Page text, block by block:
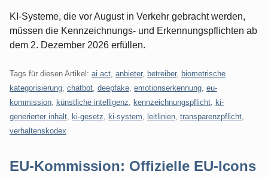
KI-Systeme, die vor August in Verkehr gebracht werden,
müssen die Kennzeichnungs- und Erkennungspflichten ab
dem 2. Dezember 2026 erfüllen.
Tags für diesen Artikel: ai act anbieter, betreiber, biometrische
kategorisierung chatbot deepfake emotionserkennung eu-
kommission
künstliche intelligenz kennzeichnungspflicht
ki-
generierter inhalt
ki-gesetz ki-system leitlinien transparenzpflicht
verhaltenskodex
EU-Kommission: Offizielle EU-Icons